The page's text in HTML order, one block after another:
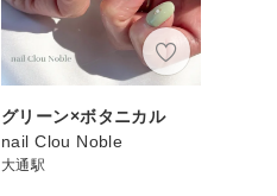
グリーン×ボタニカル
nail Clou Noble
大通駅